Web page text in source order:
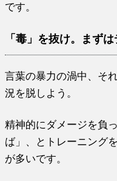
です。
「毒」を抜け。まず
言葉の暴力の渦中、そ
況を脱しよう。
精神的にダメージを負
ば」、とトレーニング
が多いです。